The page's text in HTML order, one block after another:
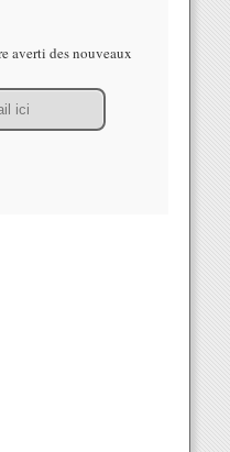
averti des nouveaux